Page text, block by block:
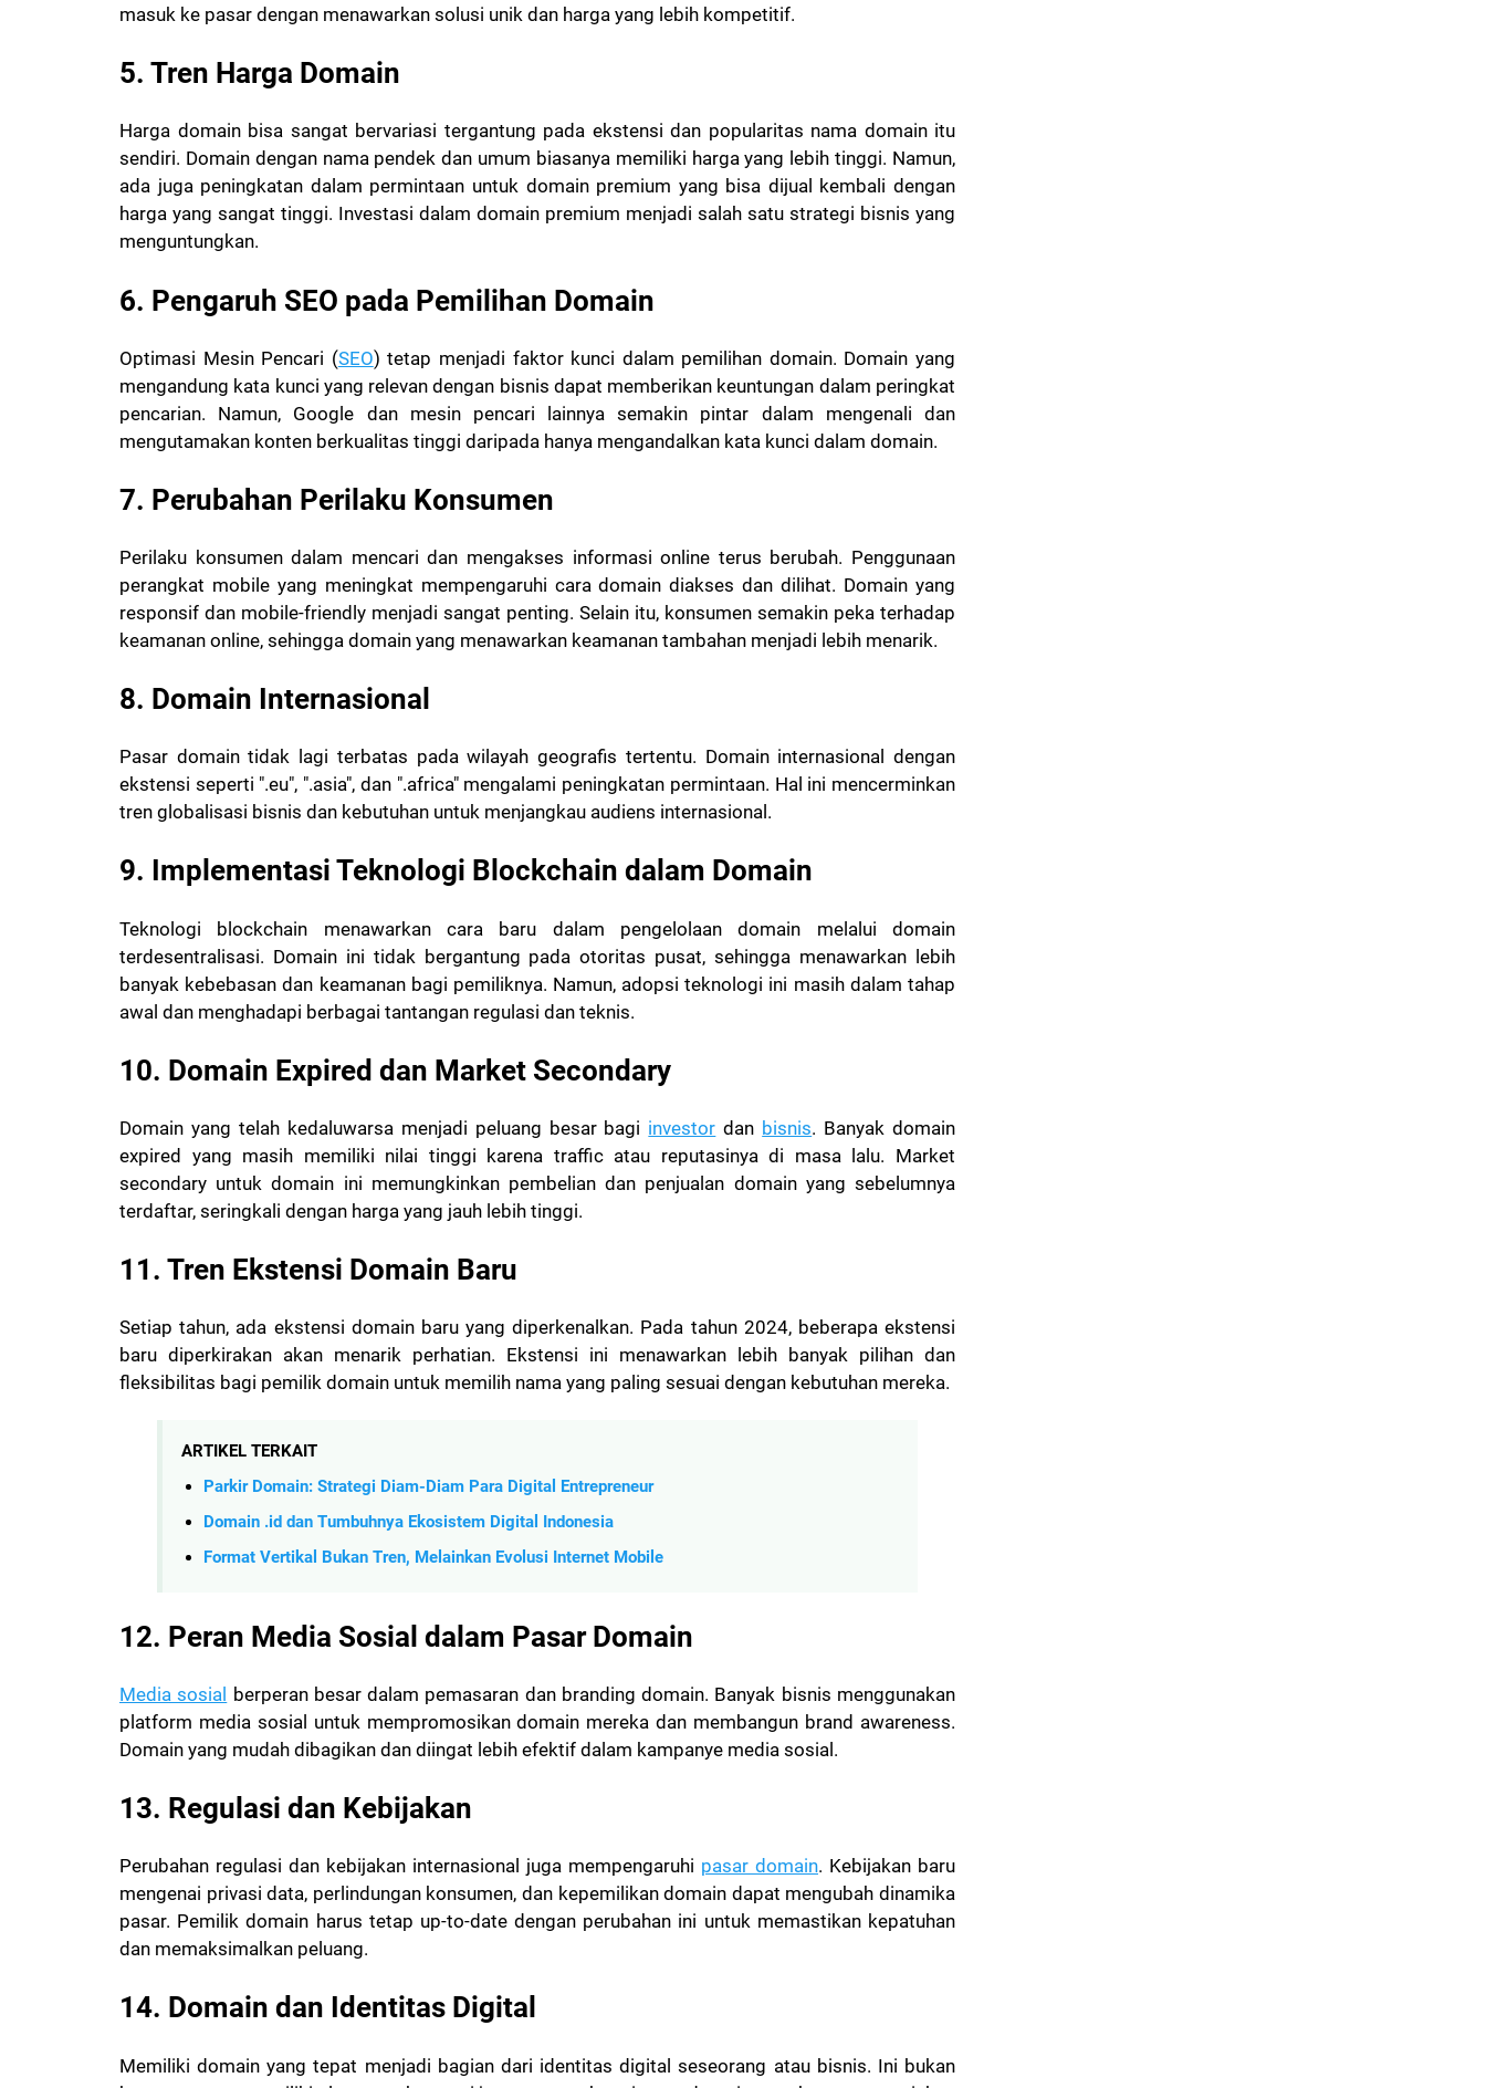
masuk ke pasar dengan menawarkan solusi unik dan harga yang lebih kompetitif.
5. Tren Harga Domain
Harga domain bisa sangat bervariasi tergantung pada ekstensi dan popularitas nama domain itu
sendiri. Domain dengan nama pendek dan umum biasanya memiliki harga yang lebih tinggi. Namun,
ada juga peningkatan dalam permintaan untuk domain premium yang bisa dijual kembali dengan
harga yang sangat tinggi. Investasi dalam domain premium menjadi salah satu strategi bisnis yang
menguntungkan.
6. Pengaruh SEO pada Pemilihan Domain
Optimasi Mesin Pencari (SEO) tetap menjadi faktor kunci dalam pemilihan domain. Domain yang
mengandung kata kunci yang relevan dengan bisnis dapat memberikan keuntungan dalam peringkat
pencarian. Namun, Google dan mesin pencari lainnya semakin pintar dalam mengenali dan
mengutamakan konten berkualitas tinggi daripada hanya mengandalkan kata kunci dalam domain.
7. Perubahan Perilaku Konsumen
Perilaku konsumen dalam mencari dan mengakses informasi online terus berubah. Penggunaan
perangkat mobile yang meningkat mempengaruhi cara domain diakses dan dilihat. Domain yang
responsif dan mobile-friendly menjadi sangat penting. Selain itu, konsumen semakin peka terhadap
keamanan online, sehingga domain yang menawarkan keamanan tambahan menjadi lebih menarik.
8. Domain Internasional
Pasar domain tidak lagi terbatas pada wilayah geografis tertentu. Domain internasional dengan
ekstensi seperti ".eu", ".asia", dan ".africa" mengalami peningkatan permintaan. Hal ini mencerminkan
tren globalisasi bisnis dan kebutuhan untuk menjangkau audiens internasional.
9. Implementasi Teknologi Blockchain dalam Domain
Teknologi blockchain menawarkan cara baru dalam pengelolaan domain melalui domain
terdesentralisasi. Domain ini tidak bergantung pada otoritas pusat, sehingga menawarkan lebih
banyak kebebasan dan keamanan bagi pemiliknya. Namun, adopsi teknologi ini masih dalam tahap
awal dan menghadapi berbagai tantangan regulasi dan teknis.
10. Domain Expired dan Market Secondary
Domain yang telah kedaluwarsa menjadi peluang besar bagi investor dan bisnis. Banyak domain
expired yang masih memiliki nilai tinggi karena traffic atau reputasinya di masa lalu. Market
secondary untuk domain ini memungkinkan pembelian dan penjualan domain yang sebelumnya
terdaftar, seringkali dengan harga yang jauh lebih tinggi.
11. Tren Ekstensi Domain Baru
Setiap tahun, ada ekstensi domain baru yang diperkenalkan. Pada tahun 2024, beberapa ekstensi
baru diperkirakan akan menarik perhatian. Ekstensi ini menawarkan lebih banyak pilihan dan
fleksibilitas bagi pemilik domain untuk memilih nama yang paling sesuai dengan kebutuhan mereka.
ARTIKEL TERKAIT
Parkir Domain: Strategi Diam-Diam Para Digital Entrepreneur
Domain .id dan Tumbuhnya Ekosistem Digital Indonesia
Format Vertikal Bukan Tren, Melainkan Evolusi Internet Mobile
12. Peran Media Sosial dalam Pasar Domain
Media sosial berperan besar dalam pemasaran dan branding domain. Banyak bisnis menggunakan
platform media sosial untuk mempromosikan domain mereka dan membangun brand awareness.
Domain yang mudah dibagikan dan diingat lebih efektif dalam kampanye media sosial.
13. Regulasi dan Kebijakan
Perubahan regulasi dan kebijakan internasional juga mempengaruhi pasar domain. Kebijakan baru
mengenai privasi data, perlindungan konsumen, dan kepemilikan domain dapat mengubah dinamika
pasar. Pemilik domain harus tetap up-to-date dengan perubahan ini untuk memastikan kepatuhan
dan memaksimalkan peluang.
14. Domain dan Identitas Digital
Memiliki domain yang tepat menjadi bagian dari identitas digital seseorang atau bisnis. Ini bukan